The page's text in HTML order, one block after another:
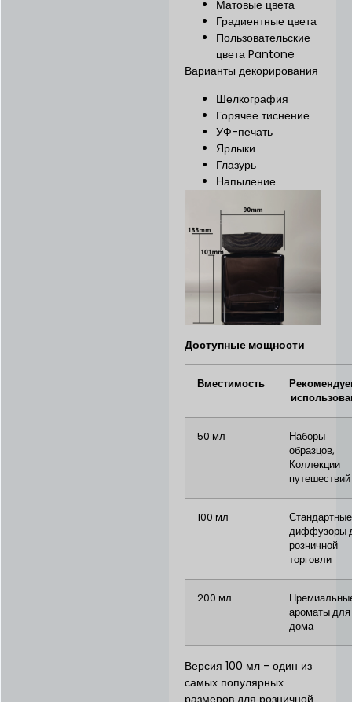
Матовые цвета
Градиентные цвета
Пользовательские
цвета Pantone
Варианты декорирования
Шелкография
Горячее тиснение
УФ-печать
Ярлыки
Глазурь
Напыление
Доступные мощности
Вместимость
50 мл
Наборы
образцов,
Коллекции
путешествий
100 мл
Стандартные
диффузоры
розничной
торговли
200 мл
ароматы для
дома
Версия 100 мл - один из
самых популярных
размеров для розничной